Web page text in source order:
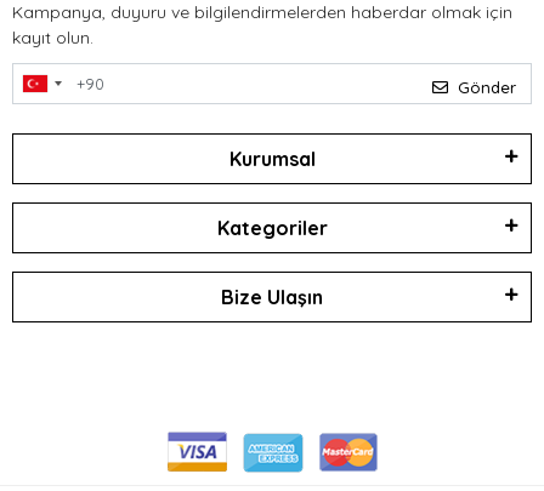
Kampanya, duyuru ve bilgilendirmelerden haberdar olmak için
kayıt olun.
Gönder
Kurumsal
Kategoriler
Bize Ulaşın